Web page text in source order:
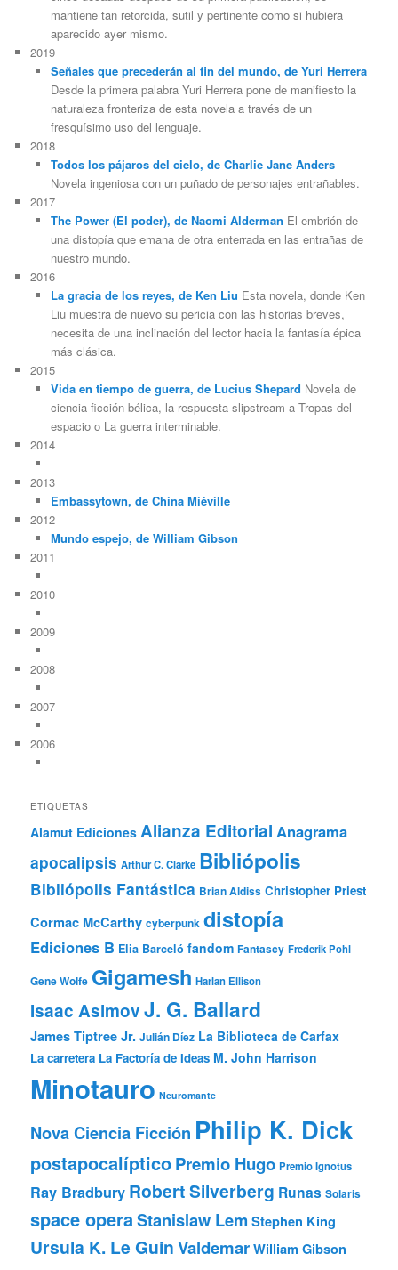
mantiene tan retorcida, sutil y pertinente como si hubiera
aparecido ayer mismo.
2019
Señales que precederán al fin del mundo, de Yuri Herrera
Desde la primera palabra Yuri Herrera pone de manifiesto la
naturaleza fronteriza de esta novela a través de un
fresquísimo uso del lenguaje.
2018
Todos los pájaros del cielo, de Charlie Jane Anders
Novela ingeniosa con un puñado de personajes entrañables.
2017
The Power (El poder), de Naomi Alderman El embrión de
una distopía que emana de otra enterrada en las entrañas de
nuestro mundo.
2016
La gracia de los reyes, de Ken Liu Esta novela, donde Ken
Liu muestra de nuevo su pericia con las historias breves,
necesita de una inclinación del lector hacia la fantasía épica
más clásica.
2015
Vida en tiempo de guerra, de Lucius Shepard Novela de
ciencia ficción bélica, la respuesta slipstream a Tropas del
espacio o La guerra interminable.
2014
2013
Embassytown, de China Miéville
2012
Mundo espejo, de William Gibson
2011
2010
2009
2008
2007
2006
ETIQUETAS
Alamut Ediciones Alianza Editorial Anagrama
apocalipsis Arthur C. Clarke Bibliópolis
Bibliópolis Fantástica Brian Aldiss Christopher Priest
Cormac McCarthy cyberpunk distopía
Ediciones B Elia Barceló fandom Fantascy Frederik Pohl
Gene Wolfe Gigamesh Harlan Ellison
Isaac AsimovJ. G. Ballard
James Tiptree Jr. Julián Díez La Biblioteca de Carfax
La carretera La Factoría de Ideas M. John Harrison
Minotauro Neuromante
Nova Ciencia Ficción Philip K. Dick
postapocalípticoPremio Hugo Premio Ignotus
Ray Bradbury Robert Silverberg Runas Solaris
space operaStanislaw Lem Stephen King
Ursula K. Le GuinValdemarWilliam Gibson